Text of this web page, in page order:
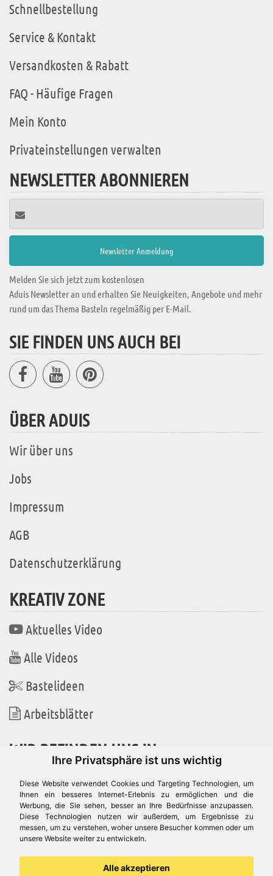
Ihre Privatsphäre ist uns wichtig
Diese Website verwendet Cookies und Targeting Technologien, um
Ihnen ein besseres Internet-Erlebnis zu ermöglichen und die
Werbung, die Sie sehen, besser an Ihre Bedürfnisse anzupassen.
Diese Technologien nutzen wir außerdem, um Ergebnisse zu
messen, um zu verstehen, woher unsere Besucher kommen oder um
unsere Website weiter zu entwickeln.
Alle akzeptieren
Schnellbestellung
Service & Kontakt
Versandkosten & Rabatt
FAQ - Häufige Fragen
Mein Konto
Privateinstellungen verwalten
NEWSLETTER ABONNIEREN
Melden Sie sich jetzt zum kostenlosen
Aduis Newsletter an und erhalten Sie Neuigkeiten, Angebote und mehr
rund um das Thema Basteln regelmäßig per E-Mail.
SIE FINDEN UNS AUCH BEI
ÜBER ADUIS
Wir über uns
Jobs
Impressum
AGB
Datenschutzerklärung
KREATIV ZONE
Aktuelles Video
Alle Videos
Bastelideen
Arbeitsblätter
WIR BEFINDEN UNS IN
Es gibt uns auch in